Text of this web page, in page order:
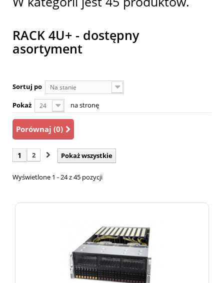
RACK 4U+ - dostępny
asortyment
Sortuj po Na stanie
Pokaż 24 na stronę
Porównaj (0)
Pokaż wszystkie
1 2
Wyświetlone 1 - 24 z 45 pozycji